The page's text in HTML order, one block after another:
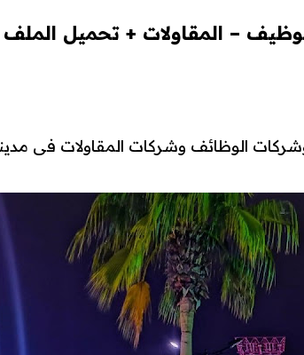
الوظائف وشركات المقاولات فى